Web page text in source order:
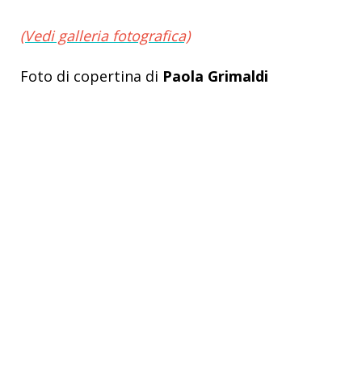
(Vedi galleria fotografica)
Foto di copertina di Paola Grimaldi